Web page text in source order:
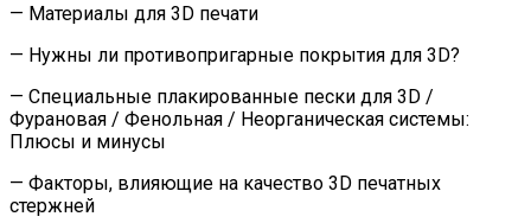
— Материалы для 3D печати
— Нужны ли противопригарные покрытия для 3D?
— Специальные плакированные пески для 3D /
Фурановая / Фенольная / Неорганическая системы:
Плюсы и минусы
— Факторы, влияющие на качество 3D печатных
стержней